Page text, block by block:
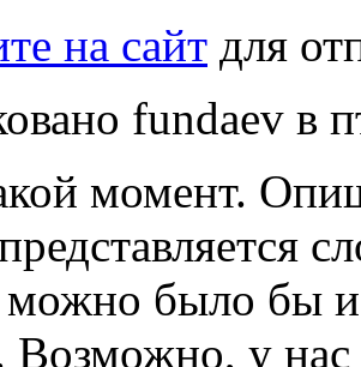
на сайт для
fundaev в
момент.
было бы
Возможно, у нас